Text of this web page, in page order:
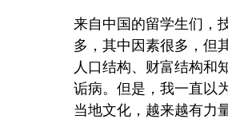
来自中国的留学生们，
多，其中因素很多，但
人口结构、财富结构和
诟病。但是，我一直以
当地文化，越来越有力